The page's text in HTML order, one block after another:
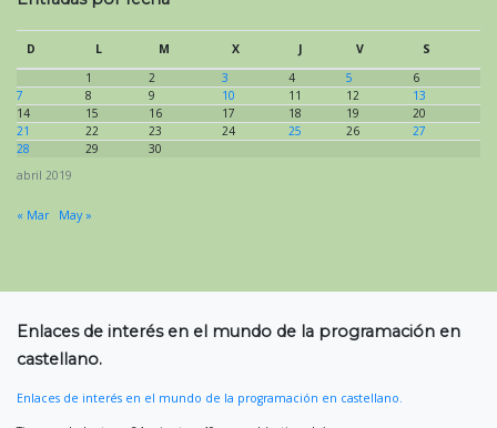
abril 2019
D L M X J V
S
1
2 3 4 5
6
7
8 9 10 11 12
13
14
15 16 17 18 19
20
21
22 23 24 25 26
27
28
29 30
« Mar May »
Enlaces de interés en el mundo de la programación en
castellano.
Enlaces de interés en el mundo de la programación en castellano.